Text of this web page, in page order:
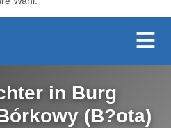
in Burg
(B?ota)